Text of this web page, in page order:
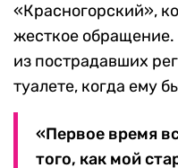
«Красногорский»,
жесткое
из пострадавших
туалете, когда ему
«Первое время
того, как мой